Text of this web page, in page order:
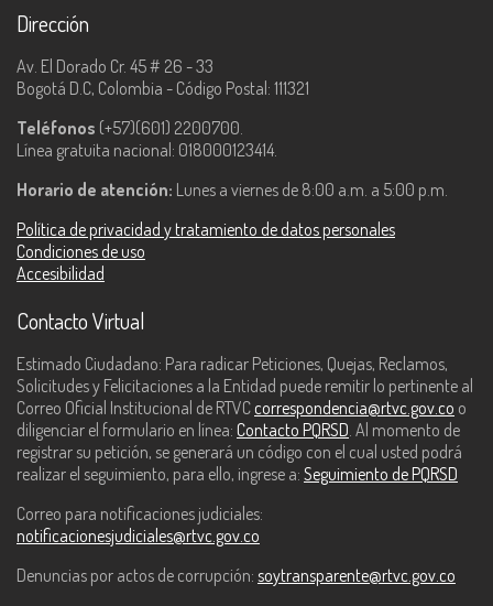
Dirección
Av. El Dorado Cr. 45 # 26 - 33
Bogotá D.C, Colombia - Código Postal: 111321
Teléfonos (+57)(601) 2200700.
Línea gratuita nacional: 018000123414.
Horario de atención: Lunes a viernes de 8:00 a.m. a 5:00 p.m.
Política de privacidad y tratamiento de datos personales
Condiciones de uso
Accesibilidad
Contacto Virtual
Estimado Ciudadano: Para radicar Peticiones, Quejas, Reclamos,
Solicitudes y Felicitaciones a la Entidad puede remitir lo pertinente al
Correo Oficial Institucional de RTVC correspondencia@rtvc.gov.co o
diligenciar el formulario en línea: Contacto PQRSD . Al momento de
registrar su petición, se generará un código con el cual usted podrá
realizar el seguimiento, para ello, ingrese a: Seguimiento de PQRSD
Correo para notificaciones judiciales:
notificacionesjudiciales@rtvc.gov.co
Denuncias por actos de corrupción: soytransparente@rtvc.gov.co